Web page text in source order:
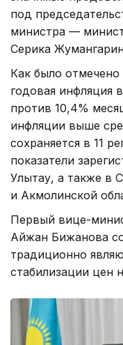
под
министра —
Серика
Как было
годовая инфляция
против 10,4%
инфляции выше
сохраняется в 11
показатели
Улытау, а также в
и Акмолинской
Первый вице-
Айжан Бижанова
традиционно
стабилизации цен